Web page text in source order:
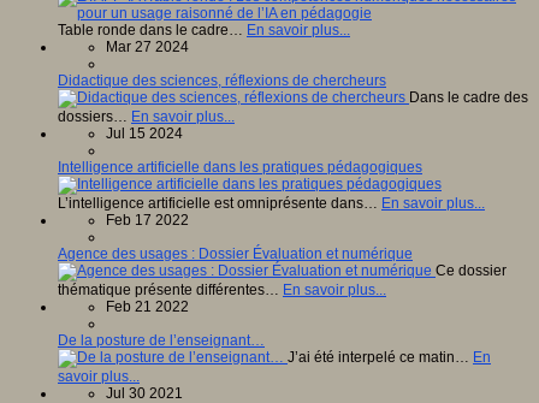
Table ronde dans le cadre… En savoir plus...
Mar 27 2024
Didactique des sciences, réflexions de chercheurs
Dans le cadre des
dossiers… En savoir plus...
Jul 15 2024
Intelligence artificielle dans les pratiques pédagogiques
L’intelligence artificielle est omniprésente dans… En savoir plus...
Feb 17 2022
Agence des usages : Dossier Évaluation et numérique
Ce dossier
thématique présente différentes… En savoir plus...
Feb 21 2022
De la posture de l’enseignant…
J’ai été interpelé ce matin… En
savoir plus...
Jul 30 2021